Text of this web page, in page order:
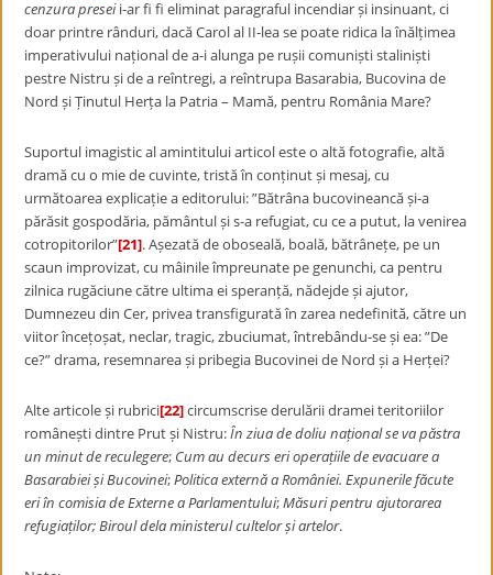
cenzura preseii-ar fi fi eliminat paragraful incendiar și insinuant, ci
doar printre rânduri, dacă Carol al II-lea se poate ridica la înălțimea
imperativului național de a-i alunga pe rușii comuniști staliniști
pestre Nistru și de a reîntregi, a reîntrupa Basarabia, Bucovina de
Nord și Ținutul Herța la Patria – Mamă, pentru România Mare?
Suportul imagistic al amintitului articol este o altă fotografie, altă
dramă cu o mie de cuvinte, tristă în conținut și mesaj, cu
următoarea explicație a editorului: ”Bătrâna bucovineancă și-a
părăsit gospodăria, pământul și s-a refugiat, cu ce a putut, la venirea
cotropitorilor”[21]. Așezată de oboseală, boală, bătrânețe, pe un
scaun improvizat, cu mâinile împreunate pe genunchi, ca pentru
zilnica rugăciune către ultima ei speranță, nădejde și ajutor,
Dumnezeu din Cer, privea transfigurată în zarea nedefinită, către un
viitor încețoșat, neclar, tragic, zbuciumat, întrebându-se și ea: ”De
ce?” drama, resemnarea și pribegia Bucovinei de Nord și a Herței?
Alte articole și rubrici[22]circumscrise derulării dramei teritoriilor
românești dintre Prut și Nistru:În ziua de doliu național se va păstra
un minut de reculegere; Cum au decurs eri operațiile de evacuare a
Basarabiei și Bucovinei;Politica externă a României. Expunerile făcute
eri în comisia de Externe a Parlamentului;Măsuri pentru ajutorarea
refugiaților; Biroul dela ministerul cultelor și artelor.